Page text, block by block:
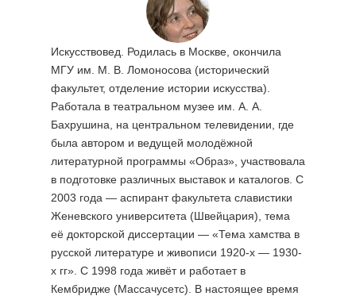
Искусствовед. Родилась в Москве, окончила
МГУ им. М. В. Ломоносова (исторический
факультет, отделение истории искусства).
Работала в театральном музее им. А. А.
Бахрушина, на центральном телевидении, где
была автором и ведущей молодёжной
литературной программы «Образ», участвовала
в подготовке различных выставок и каталогов. С
2003 года — аспирант факультета славистики
Женевского университета (Швейцария), тема
её докторской диссертации — «Тема хамства в
русской литературе и живописи 1920-х — 1930-
х гг». С 1998 года живёт и работает в
Кембридже (Массачусетс). В настоящее время